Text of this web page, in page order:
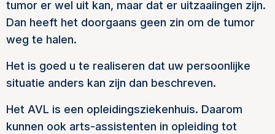
tumor er wel uit kan, maar dat er uitzaaiingen zijn.
Dan heeft het doorgaans geen zin om de tumor
weg te halen.
Het is goed u te realiseren dat uw persoonlijke
situatie anders kan zijn dan beschreven.
Het AVL is een opleidingsziekenhuis. Daarom
kunnen ook arts-assistenten in opleiding tot